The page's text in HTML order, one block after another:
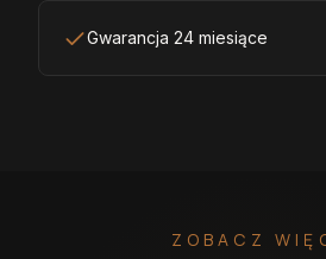
Gwarancja 24 miesiące
ZOBACZ